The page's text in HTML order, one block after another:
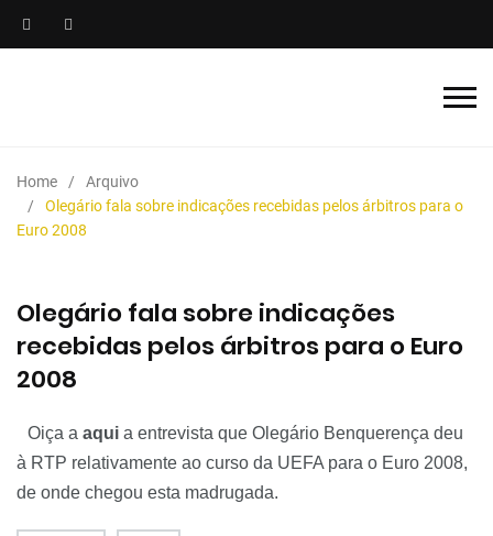
Home
Arquivo
Olegário fala sobre indicações recebidas pelos árbitros para o
Euro 2008
Olegário fala sobre indicações
recebidas pelos árbitros para o Euro
2008
Oiça a aqui a entrevista que Olegário Benquerença deu
à RTP relativamente ao curso da UEFA para o Euro 2008,
de onde chegou esta madrugada.